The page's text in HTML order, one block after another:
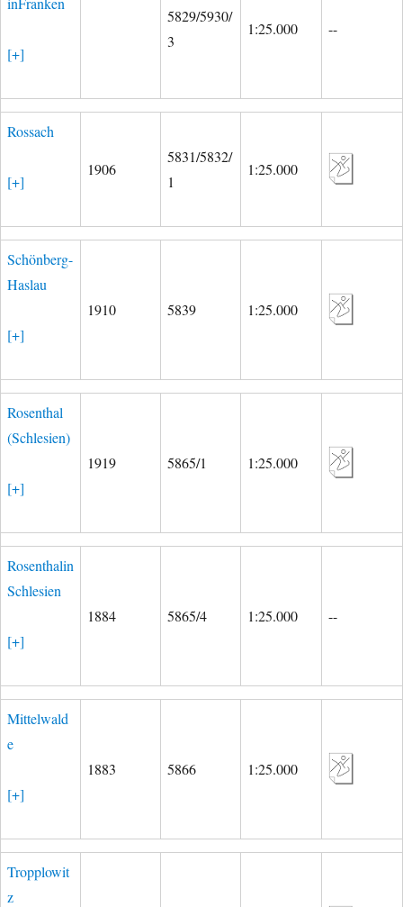
[+]
5829/5930/
3
1:25.000 --
Rossach
[+]
1906
5831/5832/
1
1:25.000
Schönberg-
Haslau
[+]
1910 5839 1:25.000
Rosenthal
(Schlesien)
[+]
1919 5865/1 1:25.000
Rosenthalin
Schlesien
[+]
1884 5865/4 1:25.000 --
Mittelwald
e
[+]
1883 5866 1:25.000
Tropplowit
z